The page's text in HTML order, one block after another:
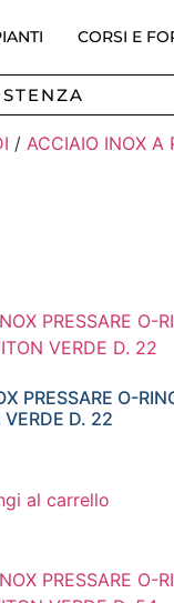
CORSI E
/ ACCIAIO INOX A
PRESSARE O-
VERDE D. 22
al carrello